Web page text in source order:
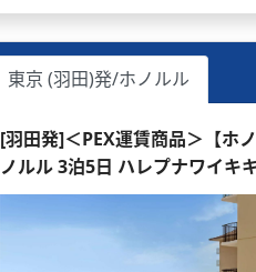
東京 (羽田)発/ホノルル
[羽田発]＜PEX運賃商品＞【ホ
ノルル 3泊5日 ハレプナワイキ